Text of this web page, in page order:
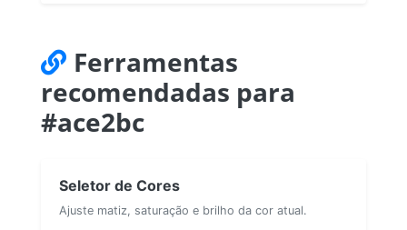
Ferramentas
recomendadas para
#ace2bc
Seletor de Cores
Ajuste matiz, saturação e brilho da cor atual.